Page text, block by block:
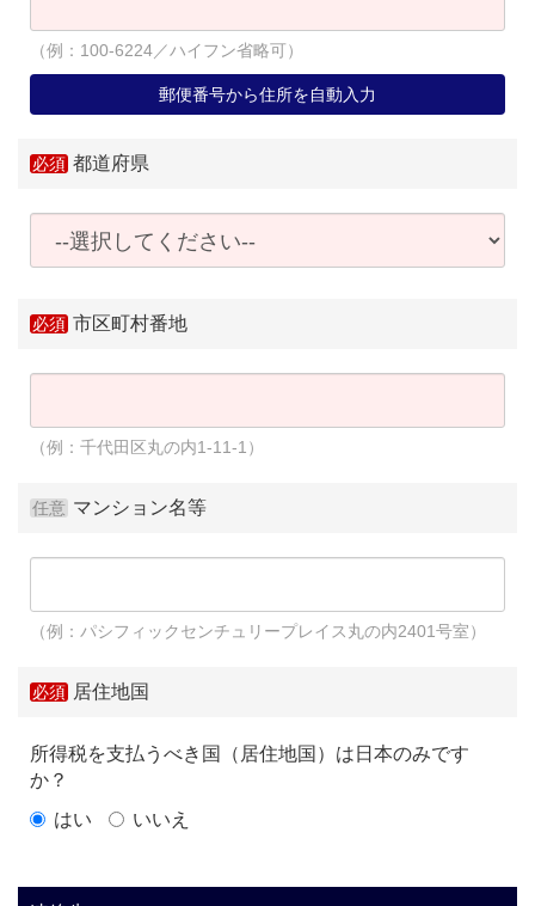
（例：100-6224／ハイフン省略可）
郵便番号から住所を自動入力
都道府県
市区町村番地
（例：千代田区丸の内1-11-1）
マンション名等
（例：パシフィックセンチュリープレイス丸の内2401号室）
居住地国
所得税を支払うべき国（居住地国）は日本のみです
か？
はい
いいえ